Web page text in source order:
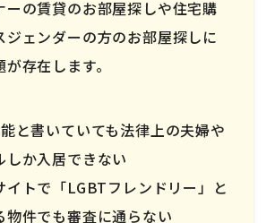
ーの賃貸のお部屋探しや住宅購
ジェンダーの方のお部屋探しに
存在します。
と書いていても法律上の夫婦や
しか入居できない
イトで「LGBTフレンドリー」と
物件でも審査に通らない